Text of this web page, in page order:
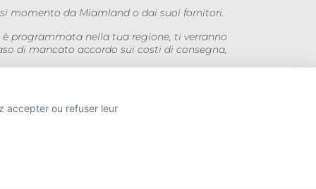
momento da Miamland o dai suoi fornitori.
programmata nella tua regione, ti verranno
di mancato accordo sui costi di consegna,
accepter ou refuser leur